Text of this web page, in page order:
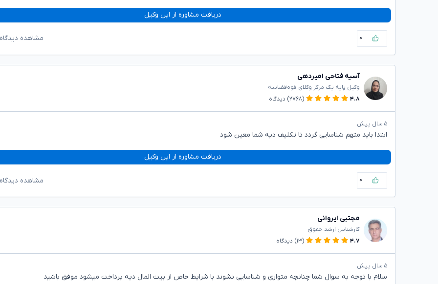
دریافت مشاوره از این وکیل
۰ مشاهده
آسیه فتاحی امیردهی
وکیل پایه یک مرکز وکلای قوه‌قضاییه
۴.۸
(۲۷۶۸) دیدگاه
۵ سال پیش
ابتدا باید متهم شناسایی گردد تا تکلیف دیه شما معین شود
دریافت مشاوره از این وکیل
۰ مشاهده
مجتبی ایروانی
کارشناس ارشد حقوق
۴.۷
(۱۳) دیدگاه
۵ سال پیش
سلام با توجه به سوال شما چنانچه متواری و شناسایی نشوند با شرایط خاص از بیت المال دیه پرداخت میشود موفق باشید